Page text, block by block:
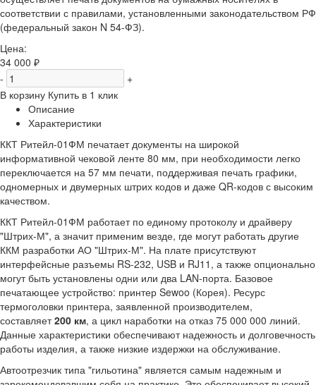
соответствии с правилами, установленными законодательством РФ
(федеральный закон N 54-ФЗ).
Цена:
34 000 ₽
-
+
В корзину Купить в 1 клик
Описание
Характеристики
ККТ Ритейл-01ФМ печатает документы на широкой
информативной чековой ленте 80 мм, при необходимости легко
переключается на 57 мм печати, поддерживая печать графики,
одномерных и двумерных штрих кодов и даже QR-кодов с высоким
качеством.
ККТ Ритейл-01ФМ работает по единому протоколу и драйверу
"Штрих-М", а значит применим везде, где могут работать другие
ККМ разработки АО "Штрих-М". На плате присутствуют
интерфейсные разъемы RS-232, USB и RJ11, а также опционально
могут быть установлены одни или два LAN-порта. Базовое
печатающее устройство: принтер Sewoo (Корея). Ресурс
термоголовки принтера, заявленной производителем,
составляет200 км, а цикл наработки на отказ 75 000 000 линий.
Данные характеристики обеспечивают надежность и долговечность
работы изделия, а также низкие издержки на обслуживание.
Автоотрезчик типа "гильотина" является самым надежным и